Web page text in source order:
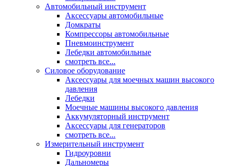
Автомобильный инструмент
Аксессуары автомобильные
Домкраты
Компрессоры автомобильные
Пневмоинструмент
Лебедки автомобильные
смотреть все...
Силовое оборудование
Аксессуары для моечных машин высокого
давления
Лебедки
Моечные машины высокого давления
Аккумуляторный инструмент
Аксессуары для генераторов
смотреть все...
Измерительный инструмент
Гидроуровни
Дальномеры